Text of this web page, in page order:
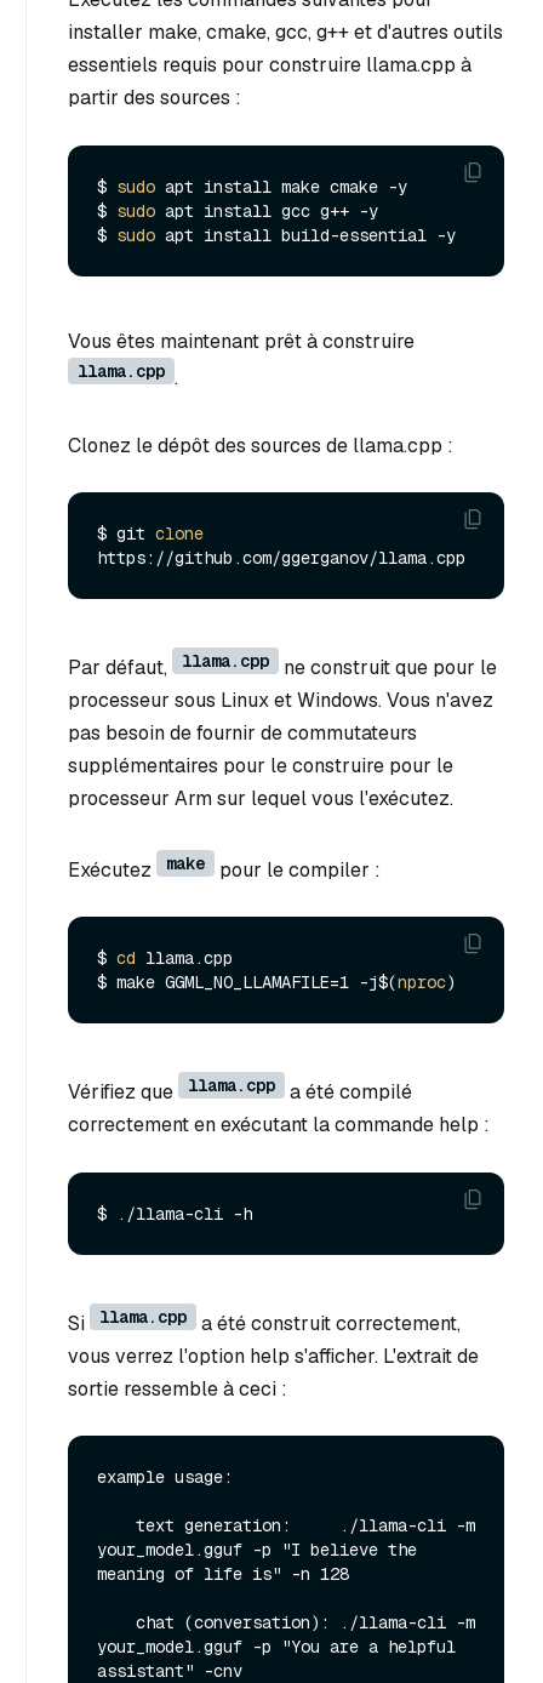
installer make, cmake, gcc, g++ et d'autres outils
essentiels requis pour construire llama.cpp à
partir des sources :
$ sudo apt install make cmake -y
$ sudo apt install gcc g++ -y
$ sudo
Vous êtes maintenant prêt à construire
llama.cpp .
Clonez le dépôt des sources de llama.cpp :
$ git clone
Par défaut, llama.cpp
ne construit que pour le
processeur sous Linux et Windows. Vous n'avez
pas besoin de fournir de commutateurs
supplémentaires pour le construire pour le
processeur Arm sur lequel vous l'exécutez.
Exécutez make pour le compiler :
$ cd llama.cpp
$ make GGML_NO_LLAMAFILE=1 -j$(nproc
Vérifiez que llama.cpp
a été compilé
correctement en exécutant la commande help :
Si llama.cpp
a été construit correctement,
vous verrez l'option help s'afficher. L'extrait de
sortie ressemble à ceci :
example usage:
your_model.gguf -p "I believe the
meaning of life is" -n 128
your_model.gguf -p "You are a helpful